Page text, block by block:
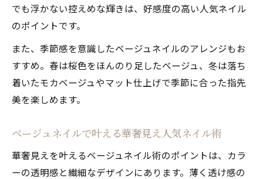
でも浮かない控えめな輝きは、好感度の高い人気ネイル
のポイントです。
また、季節感を意識したベージュネイルのアレンジもお
すすめ。春は桜色をほんのり足したベージュ、冬は落ち
着いたモカベージュやマット仕上げで季節に合った指先
美を楽しめます。
ベージュネイルで叶える華奢見え人気ネイル術
華奢見えを叶えるベージュネイル術のポイントは、カラ
ーの透明感と繊細なデザインにあります。薄く透け感の